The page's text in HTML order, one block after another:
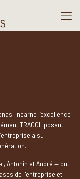
incarne l’excellence
TRACOL posant
a su
Antonin et André — ont
de l'entreprise et